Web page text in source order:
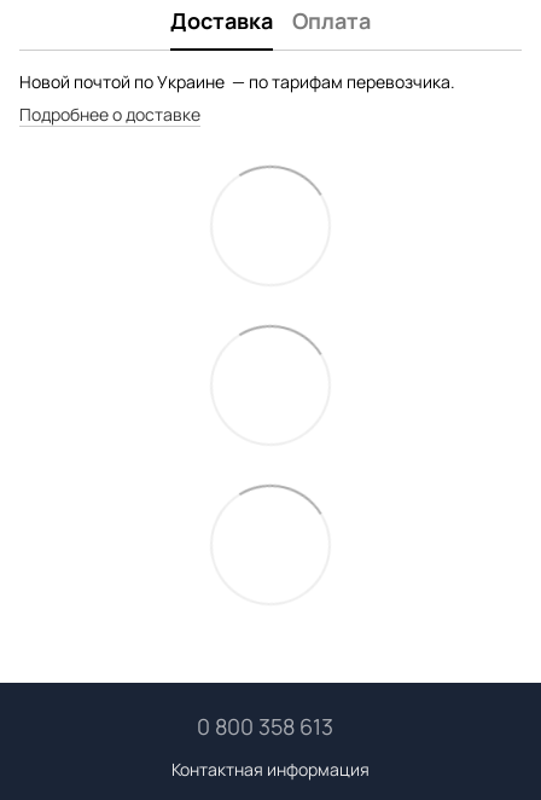
Доставка Оплата
Новой почтой по Украине — по тарифам перевозчика.
Подробнее о доставке
0 800 358 613
Контактная информация